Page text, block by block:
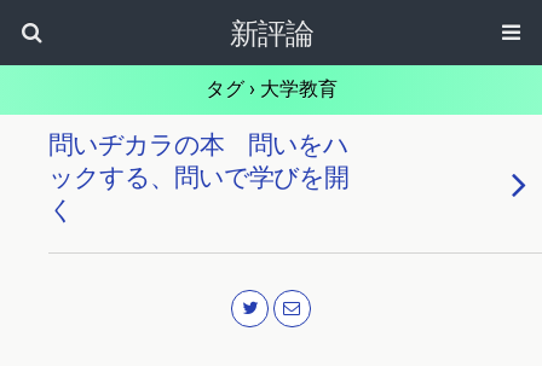
新評論
タグ › 大学教育
問いヂカラの本 問いをハ
ックする、問いで学びを開
く